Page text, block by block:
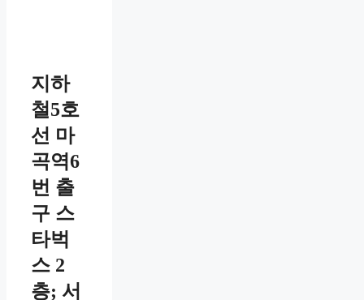
지하
철5호
선 마
곡역6
번 출
구 스
타벅
스 2
층; 서